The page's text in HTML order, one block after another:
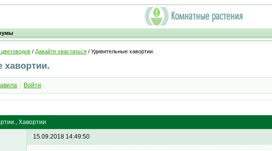
/ Давайте хвастаться / Удивительные хавортии.
хавортии.
Войти
Хавортии
15.09.2018 14:49:50